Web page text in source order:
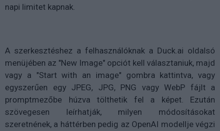
napi limitet kapnak.
A szerkesztéshez a felhasználóknak a Duck.ai oldalsó
menüjében az "New Image" opciót kell választaniuk, majd
vagy a "Start with an image" gombra kattintva, vagy
egyszerűen egy JPEG, JPG, PNG vagy WebP fájlt a
promptmezőbe húzva tölthetik fel a képet. Ezután
szövegesen leírhatják, milyen módosításokat
szeretnének, a háttérben pedig az OpenAI modellje végzi